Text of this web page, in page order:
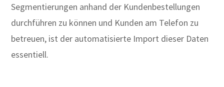
Segmentierungen anhand der Kundenbestellungen
durchführen zu können und Kunden am Telefon zu
betreuen, ist der automatisierte Import dieser Daten
essentiell.